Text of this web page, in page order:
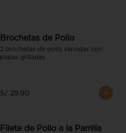
Brochetas de Pollo
2 brochetas de pollo servidas con
papas grilladas
S/ 29.90
Filete de Pollo a la Parrilla